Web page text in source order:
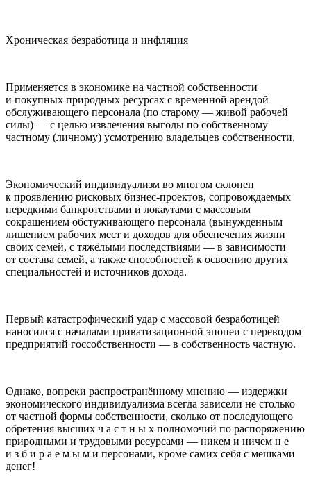
Хроническая безработица и инфляция
Применяется в экономике на частной собственности
и покупных природных ресурсах с временной арендой
обслуживающего персонала (по старому — живой рабочей
силы) — с целью извлечения выгоды по собственному
частному (личному) усмотрению владельцев собственности.
Экономический индивидуализм во многом склонен
к проявлению рисковых бизнес-проектов, сопровождаемых
нередкими банкротствами и локаутами с массовым
сокращением обстуживающего персонала (вынужденным
лишением рабочих мест и доходов для обеспечения жизни
своих семей, с тяжёлыми последствиями — в зависимости
от состава семей, а также способностей к освоению других
специальностей и источников дохода.
Первый катастрофический удар с массовой безработицей
наносился с началами приватизационной эпопеи с переводом
предприятий госсобственности — в собственность частную.
Однако, вопреки распространённому мнению — издержки
экономического индивидуализма всегда зависели не столько
от частной формы собственности, сколько от последующего
обретения высших ч а с т н ы х полномочий по распоряжению
природными и трудовыми ресурсами — никем и ничем н е
и з б и р а е м ы м и персонами, кроме самих себя с мешками
денег!